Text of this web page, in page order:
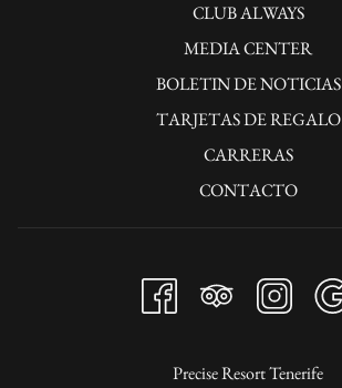
CLUB ALWAYS
MEDIA CENTER
BOLETIN DE NOTICIAS
TARJETAS DE REGALO
CARRERAS
CONTACTO
Precise Resort Tenerife